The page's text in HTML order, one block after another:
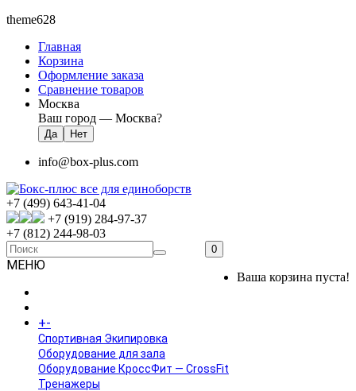
theme628
Главная
Корзина
Оформление заказа
Сравнение товаров
Москва
Ваш город — Москва?
info@box-plus.com
+7 (499) 643-41-04
+7 (919) 284-97-37
+7 (812) 244-98-03
0
Ваша корзина пуста!
МЕНЮ
+-
Спортивная Экипировка
Оборудование для зала
Оборудование КроссФит — CrossFit
Тренажеры